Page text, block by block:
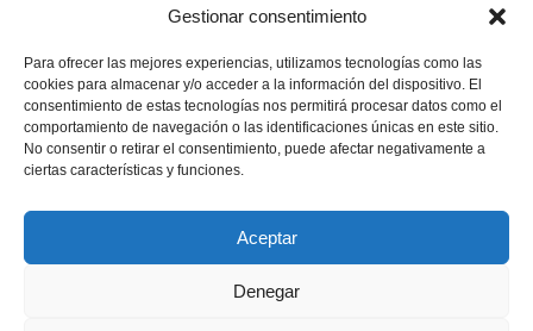
Gestionar consentimiento
Para ofrecer las mejores experiencias, utilizamos tecnologías como las
cookies para almacenar y/o acceder a la información del dispositivo. El
consentimiento de estas tecnologías nos permitirá procesar datos como el
comportamiento de navegación o las identificaciones únicas en este sitio.
No consentir o retirar el consentimiento, puede afectar negativamente a
ciertas características y funciones.
Aceptar
Denegar
Alto de San Antón, s/n Polg. Salcedillo TRÁPAGA
Tel. 944 937 400
zaitegui@zaitegui.com
HORARIO